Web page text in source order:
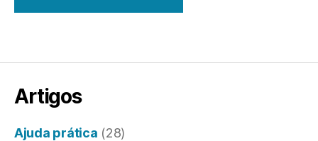
Artigos
Ajuda prática (28)